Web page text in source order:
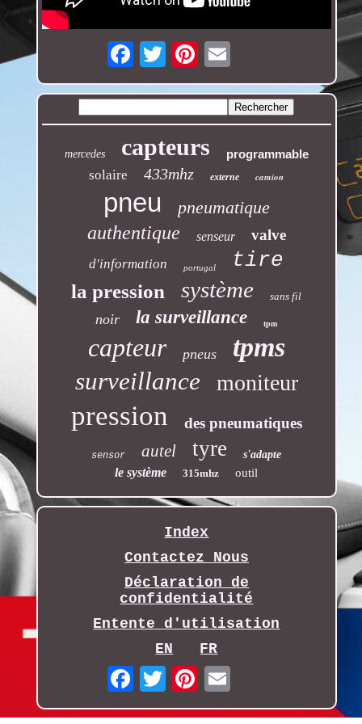
Email
mercedes capteurs programmable
solaire 433mhz externe camion
pneu pneumatique
authentique senseur valve
d'information portugal tire
la pression système sans fil
noir la surveillance tpm
capteur pneus tpms
surveillance moniteur
pression des pneumatiques
sensor autel tyre s'adapte
le système 315mhz outil
Index
Contactez Nous
Déclaration de
confidentialité
Entente d'utilisation
EN
FR